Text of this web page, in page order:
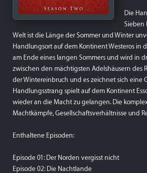
Die
Sieben
Welt ist die Länge der Sommer und Winter
Handlungsort auf dem Kontinent Westeros in
am Ende eines langen Sommers und wird in
zwischen den mächtigsten Adelshäusern des
der Wintereinbruch und es zeichnet sich eine
Handlungsstrang spielt auf dem Kontinent
wieder an die Macht zu gelangen. Die
Machtkämpfe, Gesellschaftsverhältnisse und
Enthaltene Episoden:
Episode 01: Der Norden vergisst nicht
Episode 02: Die Nachtlande